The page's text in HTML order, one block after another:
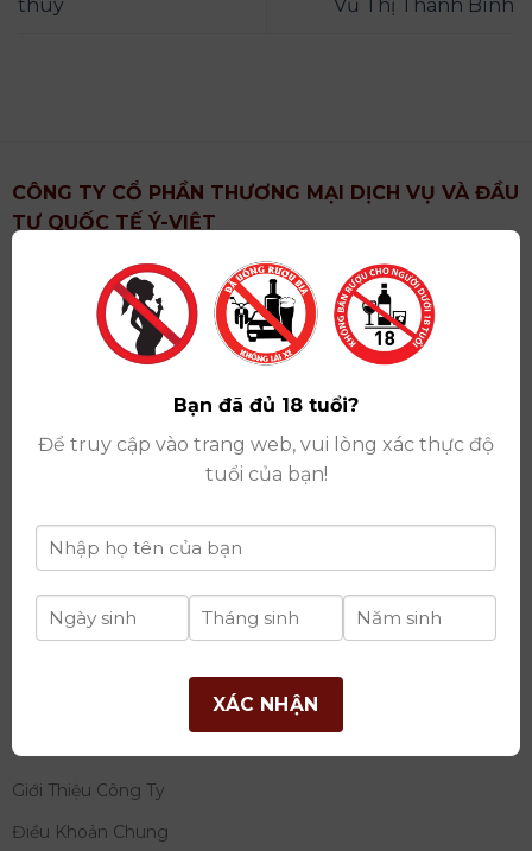
thuy Vũ Thị Thanh Bình
CÔNG TY CỔ PHẦN THƯƠNG MẠI DỊCH VỤ VÀ ĐẦU
TƯ QUỐC TẾ Ý-VIỆT
: Khu 6, Xã Hoài Đức, Thành Phố Hà Nội
Showroom: Số 09 Phố Liễu Giai, Phường Ngọc Hà,
Thành Phố Hà Nội
Giấy ĐKKD số: 0102751615 do Sở Tài Chính Thành
Phố Hà Nội cấp lần đầu ngày 07/05/2008,đăng ký
thay đổi lần thứ 17 ngày 06/08/2025
Giấy phép Phân Phối Rượu số : 529/GP-BCT do Bộ
Công Thương cấp ngày 14/11/2022
Ngân hàng:Ngân hàng TMCP Đầu tư và phát triển
Việt Nam (BIDV)
tư quốc tế Ý-Việt
Tây Hồ, TP Hà Nội
THÔNG TIN
Giới Thiệu Công Ty
Điều Khoản Chung
Bạn đã đủ 18 tuổi?
Để truy cập vào trang web, vui lòng xác thực độ
tuổi của bạn!
XÁC NHẬN